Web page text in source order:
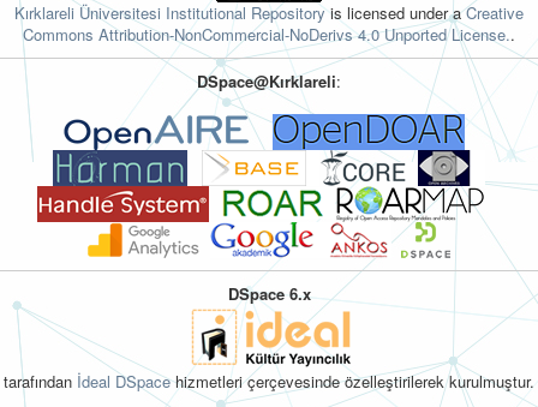
Kırklareli Üniversitesi Institutional Repository is licensed under aCreative
Commons Attribution-NonCommercial-NoDerivs 4.0 Unported License..
DSpace@Kırklareli:
DSpace 6.x
tarafından İdeal DSpacehizmetleri çerçevesinde özelleştirilerek kurulmuştur.